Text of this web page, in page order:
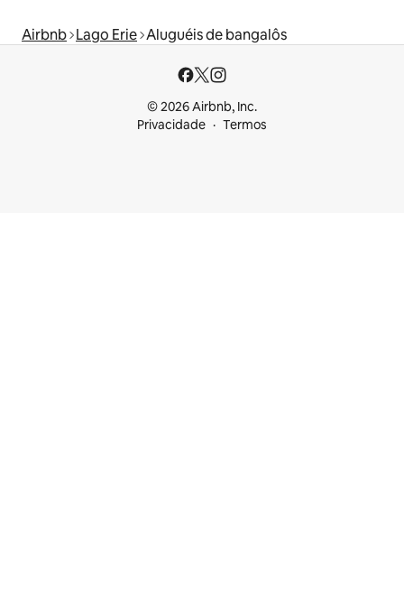
Airbnb Lago Erie Aluguéis de bangalôs
© 2026 Airbnb, Inc.
Privacidade
Termos